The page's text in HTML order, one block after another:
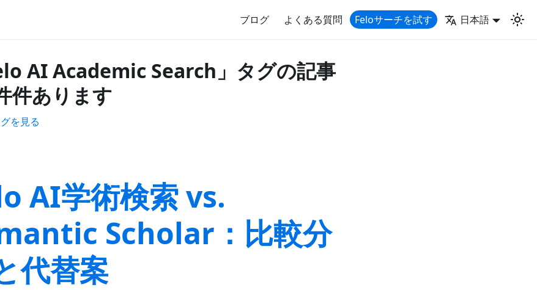
ブログ よくある質問 Feloサーチを試す 日本語
AI Academic Search」タグの記事
件あります
を見る
AI学術検索 vs.
Scholar：比較分
代替案